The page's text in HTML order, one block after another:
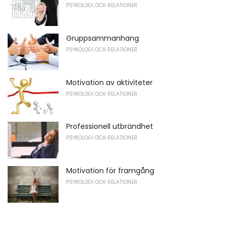
PSYKOLOGI OCH RELATIONER
Gruppsammanhang
PSYKOLOGI OCH RELATIONER
Motivation av aktiviteter
PSYKOLOGI OCH RELATIONER
Professionell utbrändhet
PSYKOLOGI OCH RELATIONER
Motivation för framgång
PSYKOLOGI OCH RELATIONER